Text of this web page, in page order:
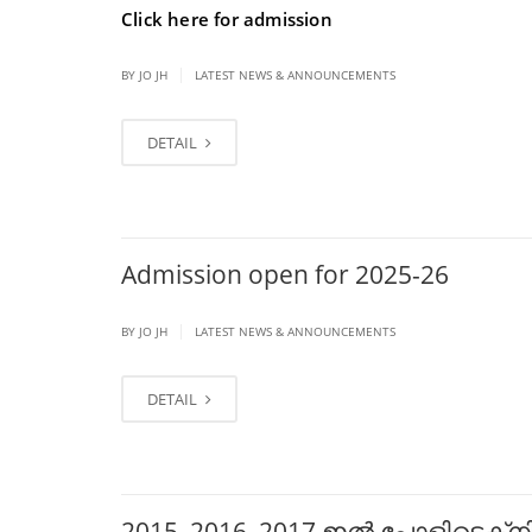
Click here for admission
BY JO JH LATEST NEWS & ANNOUNCEMENTS
DETAIL
Admission open for 2025-26
BY JO JH LATEST NEWS & ANNOUNCEMENTS
DETAIL